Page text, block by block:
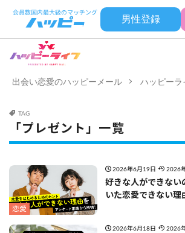
男性登録
出会い恋愛のハッピーメール ハッピーラ
TAG
「プレゼント」一覧
恋愛
2026年6月19日 2026
好きな人ができない
いた恋愛できない理
2026年6月18日 2026